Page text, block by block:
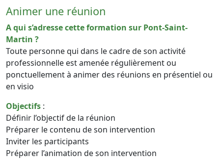
Animer une réunion
A qui s’adresse cette formation sur Pont-Saint-
Martin ?
Toute personne qui dans le cadre de son activité
professionnelle est amenée régulièrement ou
ponctuellement à animer des réunions en présentiel ou
en visio
Objectifs :
Définir l’objectif de la réunion
Préparer le contenu de son intervention
Inviter les participants
Préparer l’animation de son intervention